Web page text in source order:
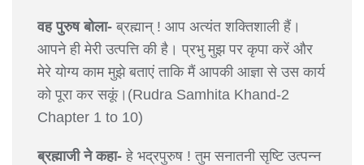
वह पुरुष बोला- ब्रह्मान् ! आप अत्यंत शक्तिशाली हैं।
आपने ही मेरी उत्पत्ति की है। प्रभु मुझ पर कृपा करें और
मेरे योग्य काम मुझे बताएं ताकि मैं आपकी आज्ञा से उस कार्य
को पूरा कर सकूं।(Rudra Samhita Khand-2
Chapter 1 to 10)
ब्रह्माजी ने कहा- हे भद्रपुरुष ! तुम सनातनी सृष्टि उत्पन्न